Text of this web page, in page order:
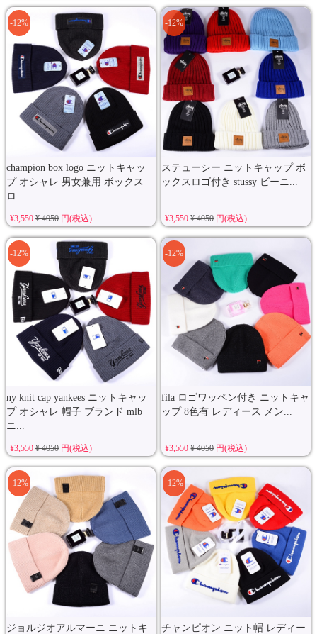
champion box logo ニットキャッ
プ オシャレ 男女兼用 ボックス
ロ...
-12%
¥3,550 ¥ 4050円(税込)
ステューシー ニットキャップ ボ
ックスロゴ付き stussy ビーニ...
-12%
¥3,550¥ 4050円(税込)
ny knit cap yankees ニットキャッ
プ オシャレ 帽子 ブランド mlb
ニ...
-12%
¥3,550 ¥ 4050円(税込)
fila ロゴワッペン付き ニットキャ
ップ 8色有 レディース メン...
-12%
¥3,550¥ 4050円(税込)
ジョルジオアルマーニ ニットキ
-12%
チャンピオン ニット帽 レディー
-12%